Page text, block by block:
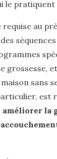
le
au
grossesse,
sans
est
améliorer la